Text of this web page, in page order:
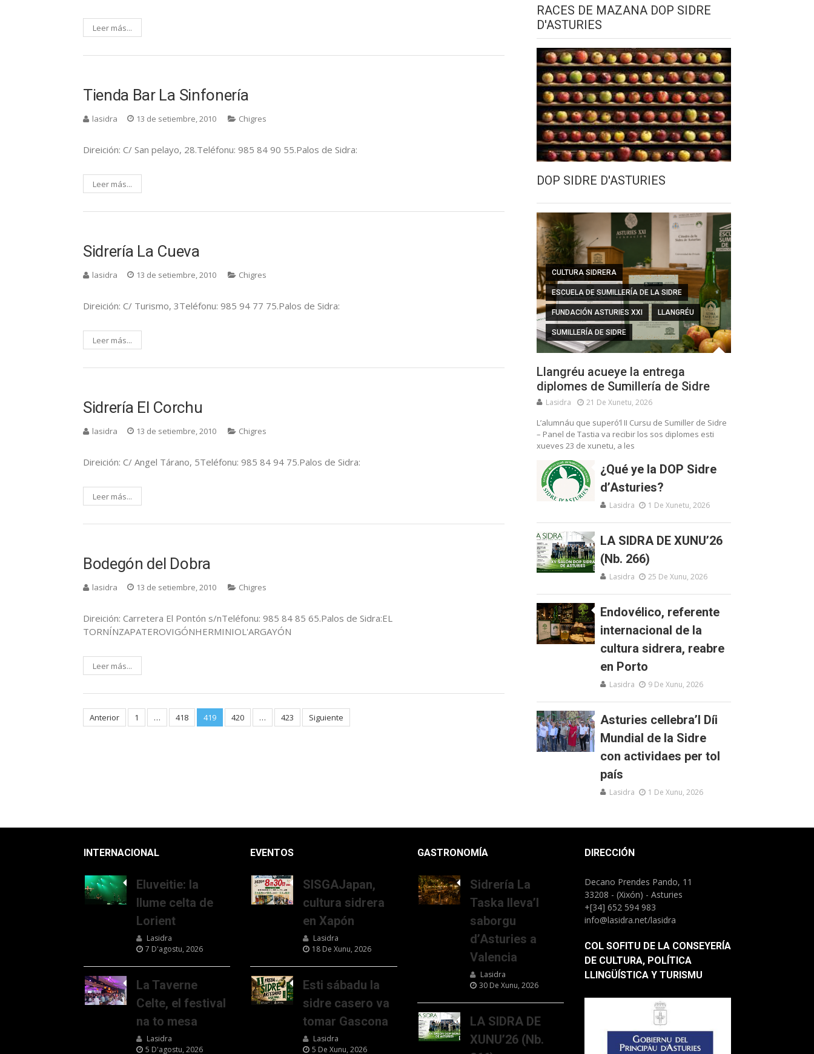
Leer más...
Tienda Bar La Sinfonería
lasidra 13 de setiembre, 2010 Chigres
Direición: C/ San pelayo, 28.Teléfonu: 985 84 90 55.Palos de Sidra:
Leer más...
Sidrería La Cueva
lasidra 13 de setiembre, 2010 Chigres
Direición: C/ Turismo, 3Teléfonu: 985 94 77 75.Palos de Sidra:
Leer más...
Sidrería El Corchu
lasidra 13 de setiembre, 2010 Chigres
Direición: C/ Angel Tárano, 5Teléfonu: 985 84 94 75.Palos de Sidra:
Leer más...
Bodegón del Dobra
lasidra 13 de setiembre, 2010 Chigres
Direición: Carretera El Pontón s/nTeléfonu: 985 84 85 65.Palos de Sidra:EL
TORNÍNZAPATEROVIGÓNHERMINIOL'ARGAYÓN
Leer más...
Posts
Anterior 1 … 418 419 420 … 423 Siguiente
RACES DE MAZANA DOP SIDRE
D'ASTURIES
DOP SIDRE D'ASTURIES
CULTURA SIDRERA
ESCUELA DE SUMILLERÍA DE LA SIDRE
FUNDACIÓN ASTURIES XXI LLANGRÉU
SUMILLERÍA DE SIDRE
Llangréu acueye la entrega
diplomes de Sumillería de Sidre
Lasidra 21 De Xunetu, 2026
L’alumnáu que superó’l II Cursu de Sumiller de Sidre
– Panel de Tastia va recibir los sos diplomes esti
xueves 23 de xunetu, a les
¿Qué ye la DOP Sidre
d’Asturies?
Lasidra 1 De Xunetu, 2026
LA SIDRA DE XUNU’26
(Nb. 266)
Lasidra 25 De Xunu, 2026
Endovélico, referente
internacional de la
cultura sidrera, reabre
en Porto
Lasidra 9 De Xunu, 2026
Asturies cellebra’l Díi
Mundial de la Sidre
con actividaes per tol
país
Lasidra 1 De Xunu, 2026
INTERNACIONAL
Eluveitie: la
llume celta de
Lorient
Lasidra
7 D'agostu, 2026
La Taverne
Celte, el festival
na to mesa
Lasidra
5 D'agostu, 2026
EVENTOS
SISGAJapan,
cultura sidrera
en Xapón
Lasidra
18 De Xunu, 2026
Esti sábadu la
sidre casero va
tomar Gascona
Lasidra
5 De Xunu, 2026
GASTRONOMÍA
Sidrería La
Taska lleva’l
saborgu
d’Asturies a
Valencia
Lasidra
30 De Xunu, 2026
LA SIDRA DE
XUNU’26 (Nb.
DIRECCIÓN
Decano Prendes Pando, 11
33208 - (Xixón) - Asturies
+[34] 652 594 983
info@lasidra.net/lasidra
COL SOFITU DE LA CONSEYERÍA
DE CULTURA, POLÍTICA
LLINGÜÍSTICA Y TURISMU